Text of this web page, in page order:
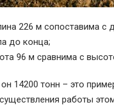
226 м сопоставима с
до конца;
96 м сравнима с
14200 тонн – это
работы